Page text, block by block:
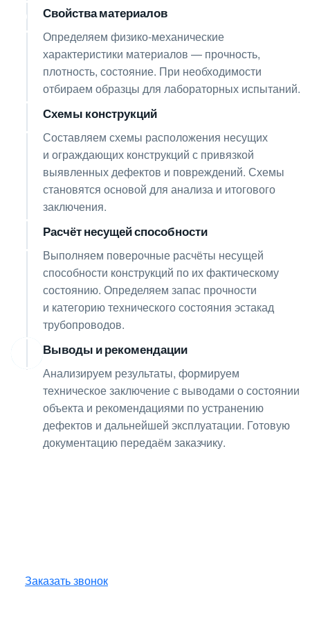
05 Свойства материалов
Определяем физико-механические
характеристики материалов — прочность,
плотность, состояние. При необходимости
отбираем образцы для лабораторных испытаний.
Схемы конструкций
Составляем схемы расположения несущих
и ограждающих конструкций с привязкой
выявленных дефектов и повреждений. Схемы
становятся основой для анализа и итогового
заключения.
Расчёт несущей способности
Выполняем поверочные расчёты несущей
способности конструкций по их фактическому
состоянию. Определяем запас прочности
и категорию технического состояния эстакад
трубопроводов.
Выводы и рекомендации
Анализируем результаты, формируем
техническое заключение с выводами о состоянии
объекта и рекомендациями по устранению
дефектов и дальнейшей эксплуатации. Готовую
документацию передаём заказчику.
Заказать звонок